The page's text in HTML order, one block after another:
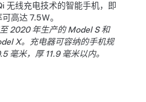
无线充电技术的智能手机，即
高达 7.5W。
2020 年生产的 Model S 和
X。充电器可容纳的手机规
毫米，厚 11.9 毫米以内。